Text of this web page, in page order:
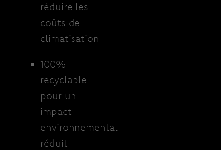
réduire les
coûts de
climatisation
100%
recyclable
pour un
impact
environnemental
réduit